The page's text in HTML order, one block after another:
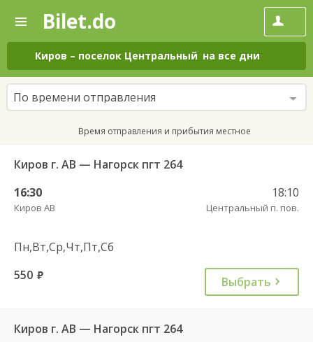
—
Поиск
и
покупка
билетов
на
автобус
онлайн
Bilet.do
Киров – поселок Центральный на все дни
По времени отправления
Время отправления и прибытия местное
Киров г. АВ — Нагорск пгт 264
16:30
Киров АВ
18:10
Центральный п. пов.
Пн,Вт,Ср,Чт,Пт,Сб
550 руб. Выбрать
Киров г. АВ — Нагорск пгт 264